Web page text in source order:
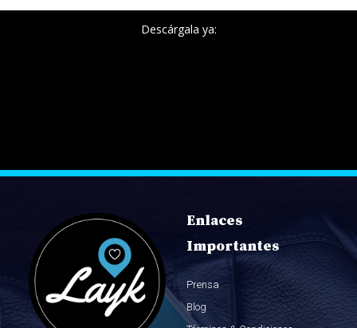
Descárgala ya:
Enlaces
Importantes
Prensa
Blog